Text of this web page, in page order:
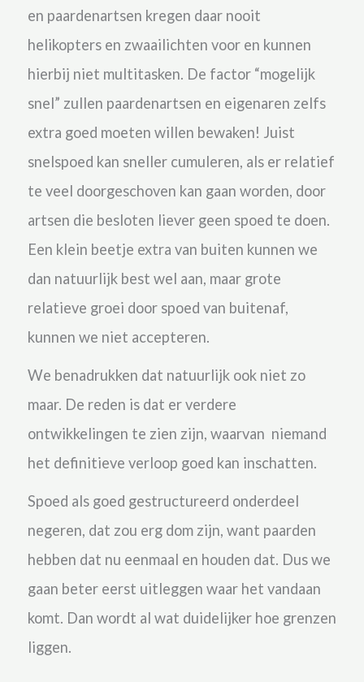
en paardenartsen kregen daar nooit
helikopters en zwaailichten voor en kunnen
hierbij niet multitasken. De factor “mogelijk
snel” zullen paardenartsen en eigenaren zelfs
extra goed moeten willen bewaken! Juist
snelspoed kan sneller cumuleren, als er relatief
te veel doorgeschoven kan gaan worden, door
artsen die besloten liever geen spoed te doen.
Een klein beetje extra van buiten kunnen we
dan natuurlijk best wel aan, maar grote
relatieve groei door spoed van buitenaf,
kunnen we niet accepteren.
We benadrukken dat natuurlijk ook niet zo
maar. De reden is dat er verdere
ontwikkelingen te zien zijn, waarvan niemand
het definitieve verloop goed kan inschatten.
Spoed als goed gestructureerd onderdeel
negeren, dat zou erg dom zijn, want paarden
hebben dat nu eenmaal en houden dat. Dus we
gaan beter eerst uitleggen waar het vandaan
komt. Dan wordt al wat duidelijker hoe grenzen
liggen.